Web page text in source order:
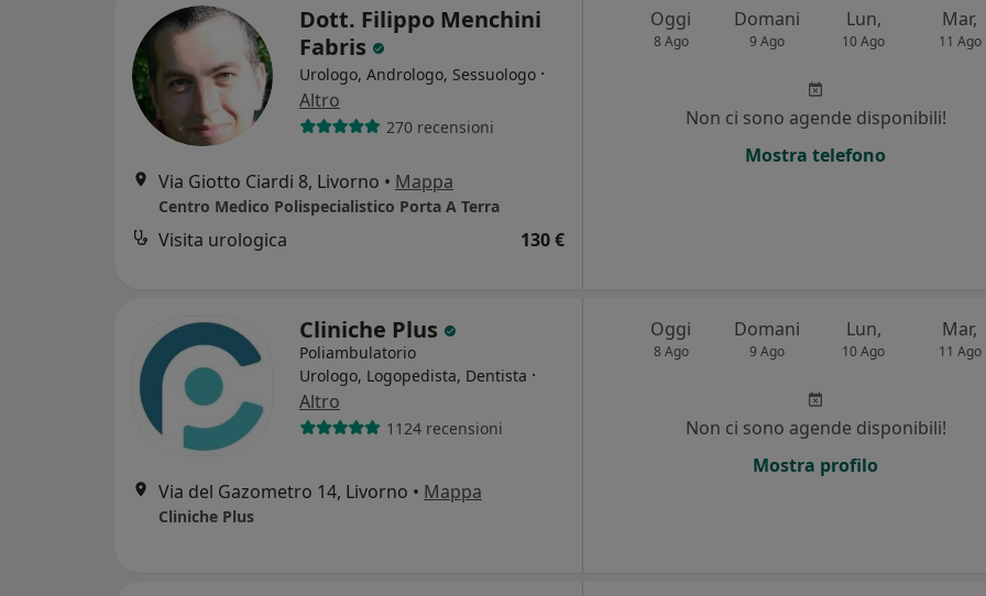
Dott. Filippo Menchini
Fabris
Urologo, Andrologo, Sessuologo ·
Altro
270 recensioni
Via Giotto Ciardi 8, Livorno • Mappa
Centro Medico Polispecialistico Porta A Terra
Visita urologica 130 €
Oggi
8 Ago
Domani
9 Ago
Lun,
10 Ago
Mar,
11 Ago
Non ci sono agende disponibili!
Mostra telefono
Cliniche Plus
Poliambulatorio
Urologo, Logopedista, Dentista ·
Altro
1124 recensioni
Via del Gazometro 14, Livorno • Mappa
Cliniche Plus
Oggi
8 Ago
Domani
9 Ago
Lun,
10 Ago
Mar,
11 Ago
Non ci sono agende disponibili!
Mostra profilo